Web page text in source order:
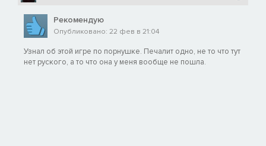
Рекомендую
Опубликовано: 22 фев в 21:04
Узнал об этой игре по порнушке. Печалит одно, не то что тут
нет руского, а то что она у меня вообще не пошла.